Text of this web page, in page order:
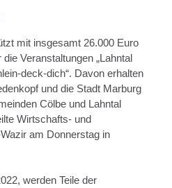
mit insgesamt 26.000 Euro
Veranstaltungen „Lahntal
deck-dich“. Davon erhalten
und die Stadt Marburg
Cölbe und Lahntal
Wirtschafts- und
am Donnerstag in
werden Teile der